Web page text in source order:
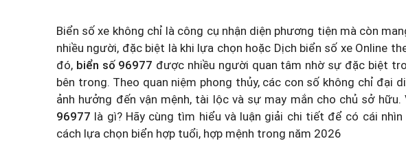
Biển số xe không chỉ là công cụ nhận diện phương tiện mà còn
nhiều người, đặc biệt là khi lựa chọn hoặc Dịch biển số xe Online
đó, biển số 96977 được nhiều người quan tâm nhờ sự đặc biệt
bên trong. Theo quan niệm phong thủy, các con số không chỉ đại
ảnh hưởng đến vận mệnh, tài lộc và sự may mắn cho chủ sở
96977 là gì? Hãy cùng tìm hiểu và luận giải chi tiết để có cái
cách lựa chọn biển hợp tuổi, hợp mệnh trong năm 2026